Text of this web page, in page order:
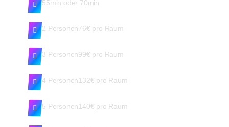
55min oder 70min
2 Personen76€ pro Raum
3 Personen99€ pro Raum
4 Personen132€ pro Raum
5 Personen140€ pro Raum